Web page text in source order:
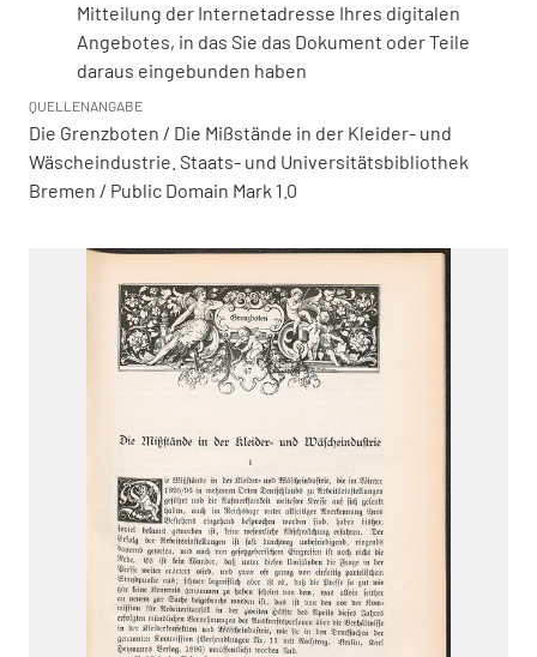
Mitteilung der Internetadresse Ihres digitalen
Angebotes, in das Sie das Dokument oder Teile
daraus eingebunden haben
QUELLENANGABE
Die Grenzboten / Die Mißstände in der Kleider- und
Wäscheindustrie. Staats- und Universitätsbibliothek
Bremen / Public Domain Mark 1.0